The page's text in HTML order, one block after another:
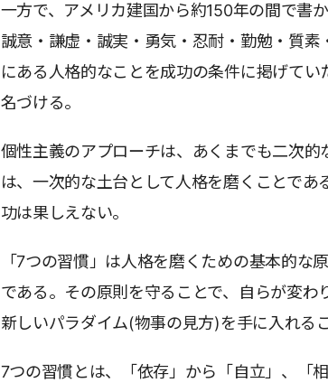
一方で、アメリカ建国から約150年の間で書
誠意・謙虚・誠実・勇気・忍耐・勤勉・質
にある人格的なことを成功の条件に掲げて
名づける。
個性主義のアプローチは、あくまでも二次的
は、一次的な土台として人格を磨くことで
功は果しえない。
「7つの習慣」は人格を磨くための基本的な
である。その原則を守ることで、自らが変わ
新しいパラダイム(物事の見方)を手に入れる
7つの習慣とは、「依存」から「自立」、「